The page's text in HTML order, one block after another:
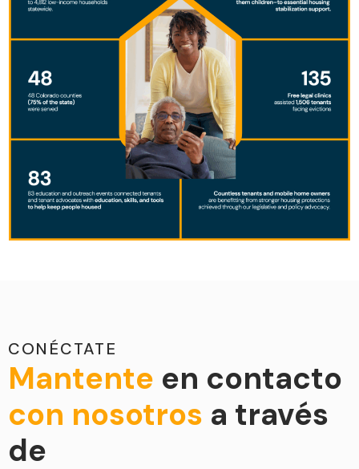
CONÉCTATE
Mantente en contacto
con nosotros a través
de